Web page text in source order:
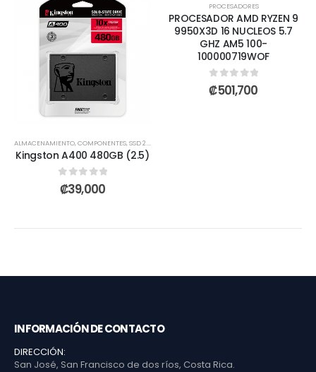
ALMACENAMIENTO,COMPONENTES,SSD 2.5 DISCO SÓLIDO
Kingston A400 480GB (2.5)
0out of 5
₡39,000
PROCESADORES
PROCESADOR AMD RYZEN 9
9950X3D 16 NUCLEOS 5.7
GHZ AM5 100-
100000719WOF
0out of 5
₡501,700
INFORMACIÓN DE CONTACTO
DIRECCIÓN:
San José, San Francisco de dos ríos, Costa Rica.